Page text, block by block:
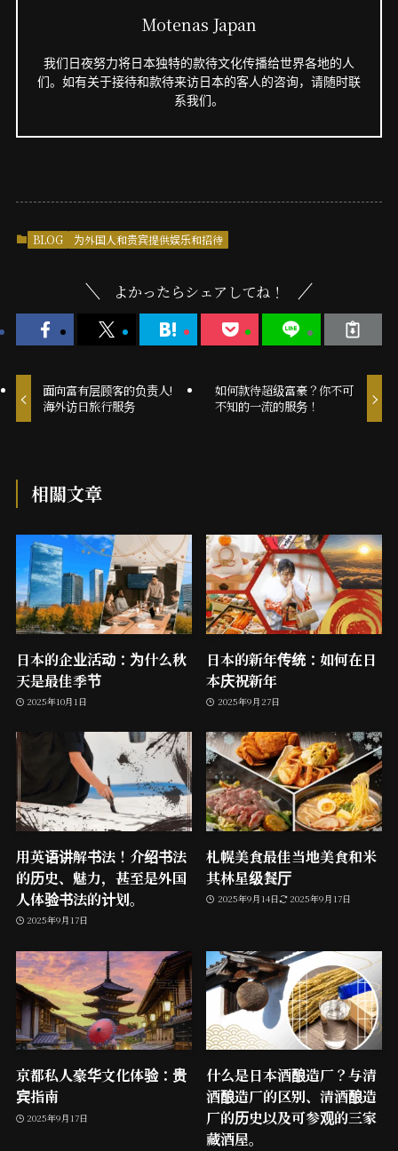
Motenas Japan
我们日夜努力将日本独特的款待文化传播给世界各地的人
们。如有关于接待和款待来访日本的客人的咨询，请随时联
系我们。
BLOG 为外国人和贵宾提供娱乐和招待
よかったらシェアしてね！
面向富有层顾客的负责人!
海外访日旅行服务
如何款待超级富豪？你不可
不知的一流的服务！
相關文章
日本的企业活动：为什么秋
天是最佳季节
2025年10月1日
日本的新年传统：如何在日
本庆祝新年
2025年9月27日
用英语讲解书法！介绍书法
的历史、魅力，甚至是外国
人体验书法的计划。
2025年9月17日
札幌美食最佳当地美食和米
其林星级餐厅
2025年9月14日 2025年9月17日
京都私人豪华文化体验：贵
宾指南
2025年9月17日
什么是日本酒酿造厂？与清
酒酿造厂的区别、清酒酿造
厂的历史以及可参观的三家
藏酒屋。